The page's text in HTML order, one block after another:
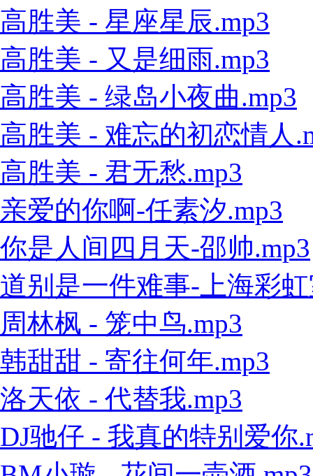
高胜美 - 星座星辰.mp3
高胜美 - 又是细雨.mp3
高胜美 - 绿岛小夜曲.mp3
高胜美 - 难忘的初恋情人
高胜美 - 君无愁.mp3
亲爱的你啊-任素汐.mp3
你是人间四月天-邵帅.mp3
道别是一件难事-上海彩
周林枫 - 笼中鸟.mp3
韩甜甜 - 寄往何年.mp3
洛天依 - 代替我.mp3
DJ驰仔 - 我真的特别爱你